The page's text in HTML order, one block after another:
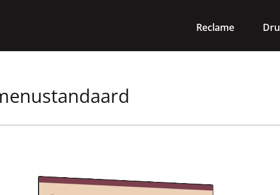
Reclame